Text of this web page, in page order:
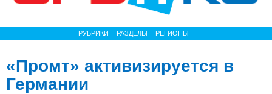
РУБРИКИ РАЗДЕЛЫ РЕГИОНЫ
«Промт» активизируется в
Германии